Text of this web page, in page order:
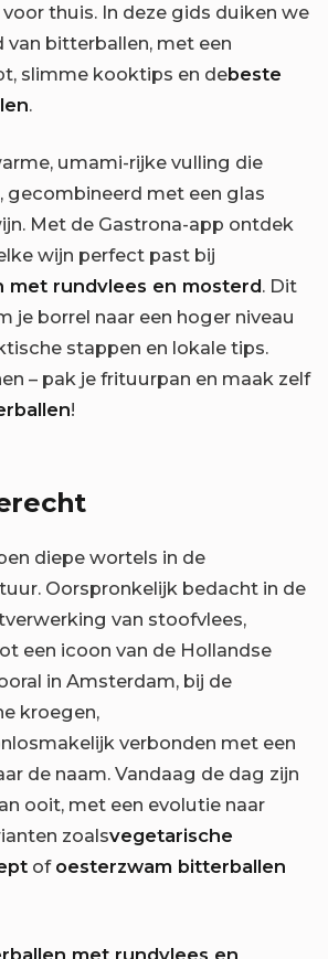
thuis. In deze gids duiken we
van bitterballen, met een
slimme kooktips en debeste
.
umami-rijke vulling die
gecombineerd met een glas
Met de Gastrona-app ontdek
wijn perfect past bij
met rundvlees en mosterd. Dit
je borrel naar een hoger niveau
stappen en lokale tips.
– pak je frituurpan en maak zelf
!
diepe wortels in de
Oorspronkelijk bedacht in de
van stoofvlees,
een icoon van de Hollandse
in Amsterdam, bij de
kroegen,
verbonden met een
de naam. Vandaag de dag zijn
ooit, met een evolutie naar
zoalsvegetarische
of oesterzwam bitterballen